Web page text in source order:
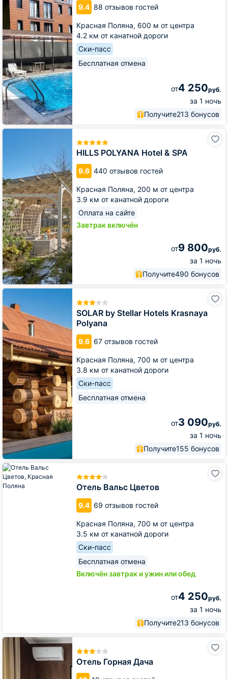
9.4 88 отзывов гостей
Красная Поляна, 600 м от центра
4.2 км от канатной дороги
Ски-пасс
Бесплатная отмена
от4 250руб.
за 1 ночь
Получите213 бонусов
HILLS POLYANA Hotel & SPA
9.6 440 отзывов гостей
Красная Поляна, 200 м от центра
3.9 км от канатной дороги
Оплата на сайте
Завтрак включён
от9 800руб.
за 1 ночь
Получите490 бонусов
HILLS
SOLAR by Stellar Hotels Krasnaya
Polyana
9.6 67 отзывов гостей
Красная Поляна, 700 м от центра
3.8 км от канатной дороги
Ски-пасс
Бесплатная отмена
от3 090руб.
за 1 ночь
Получите155 бонусов
SOLAR
Stellar
Hotels
Krasnaya
Polyana
Отель Вальс Цветов
9.4 69 отзывов гостей
Красная Поляна, 700 м от центра
3.5 км от канатной дороги
Ски-пасс
Бесплатная отмена
Включён завтрак и ужин или обед
от4 250руб.
за 1 ночь
Получите213 бонусов
Отель
Вальс
Цветов
Отель Горная Дача
Отель
Горная
Дача